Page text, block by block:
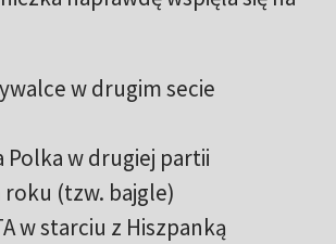
w drugim secie
Polka w drugiej partii
roku (tzw. bajgle)
w starciu z Hiszpanką